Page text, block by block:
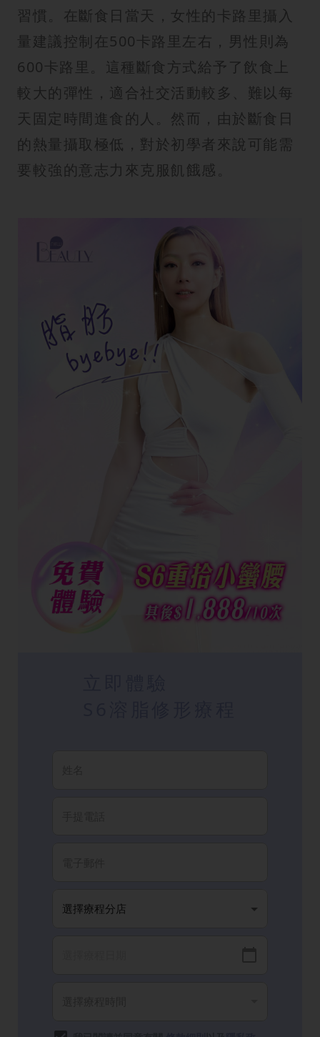
習慣。在斷食日當天，女性的卡路里攝入
量建議控制在500卡路里左右，男性則為
600卡路里。這種斷食方式給予了飲食上
較大的彈性，適合社交活動較多、難以每
天固定時間進食的人。然而，由於斷食日
的熱量攝取極低，對於初學者來說可能需
要較強的意志力來克服飢餓感。